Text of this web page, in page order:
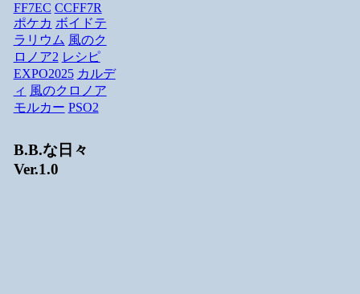
FF7EC CCFF7R
ポケカ ボイドテ
ラリウム 風のク
ロノア2 レシピ
EXPO2025 カルデ
ィ 風のクロノア
モルカー PSO2
B.B.な日々
Ver.1.0